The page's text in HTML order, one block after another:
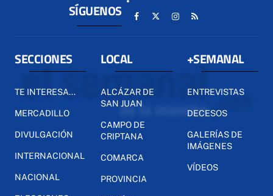
SÍGUENOS
SECCIONES
TE INTERESA...
MERCADILLO
DIVULGACIÓN
INTERNACIONAL
NACIONAL
LOCAL
ALCÁZAR DE
SAN JUAN
CAMPO DE
CRIPTANA
COMARCA
PROVINCIA
+SEMANAL
ENTREVISTAS
DECESOS
GALERÍAS DE
IMÁGENES
VÍDEOS